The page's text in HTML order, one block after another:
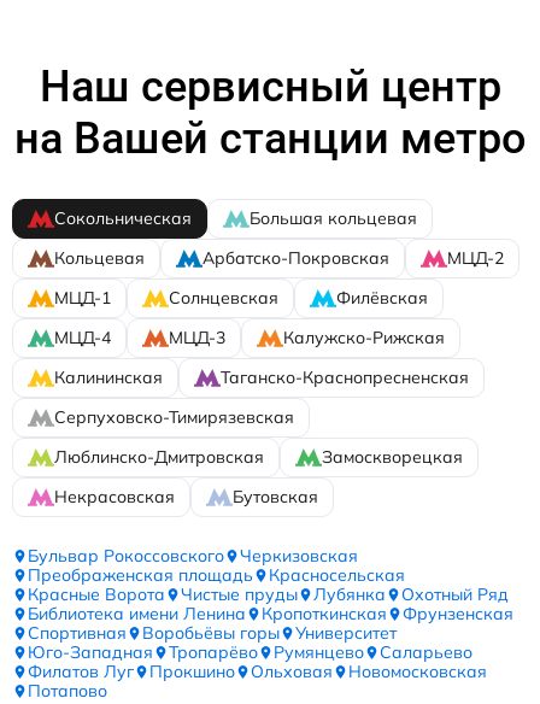
Наш сервисный центр
на Вашей станции метро
Сокольническая
Большая кольцевая
Кольцевая
Арбатско-Покровская
МЦД-2
МЦД-1
Солнцевская
Филёвская
МЦД-4
МЦД-3
Калужско-Рижская
Калининская
Таганско-Краснопресненская
Серпуховско-Тимирязевская
Люблинско-Дмитровская
Замоскворецкая
Некрасовская
Бутовская
Бульвар Рокоссовского
Черкизовская
Преображенская площадь
Красносельская
Красные Ворота
Чистые пруды Лубянка
Охотный Ряд
Библиотека имени Ленина
Кропоткинская
Фрунзенская
Спортивная
Воробьёвы горы
Университет
Юго-Западная
Тропарёво Румянцево
Саларьево
Филатов Луг
Прокшино Ольховая
Новомосковская
Потапово